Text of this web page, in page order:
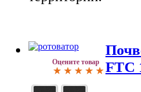
Оцените товар
FTC